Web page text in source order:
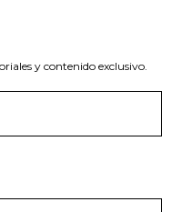
y contenido exclusivo.